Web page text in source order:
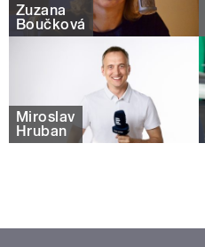
Zuzana
Boučková
Miroslav
Hruban